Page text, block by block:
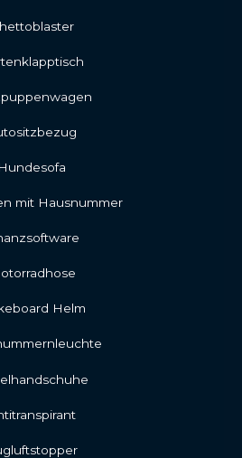
Hundesofa
mit Hausnummer
Helm